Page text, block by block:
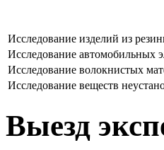
Исследование изделий из
Исследование автомобильных
Исследование волокнистых
Исследование веществ
Выезд